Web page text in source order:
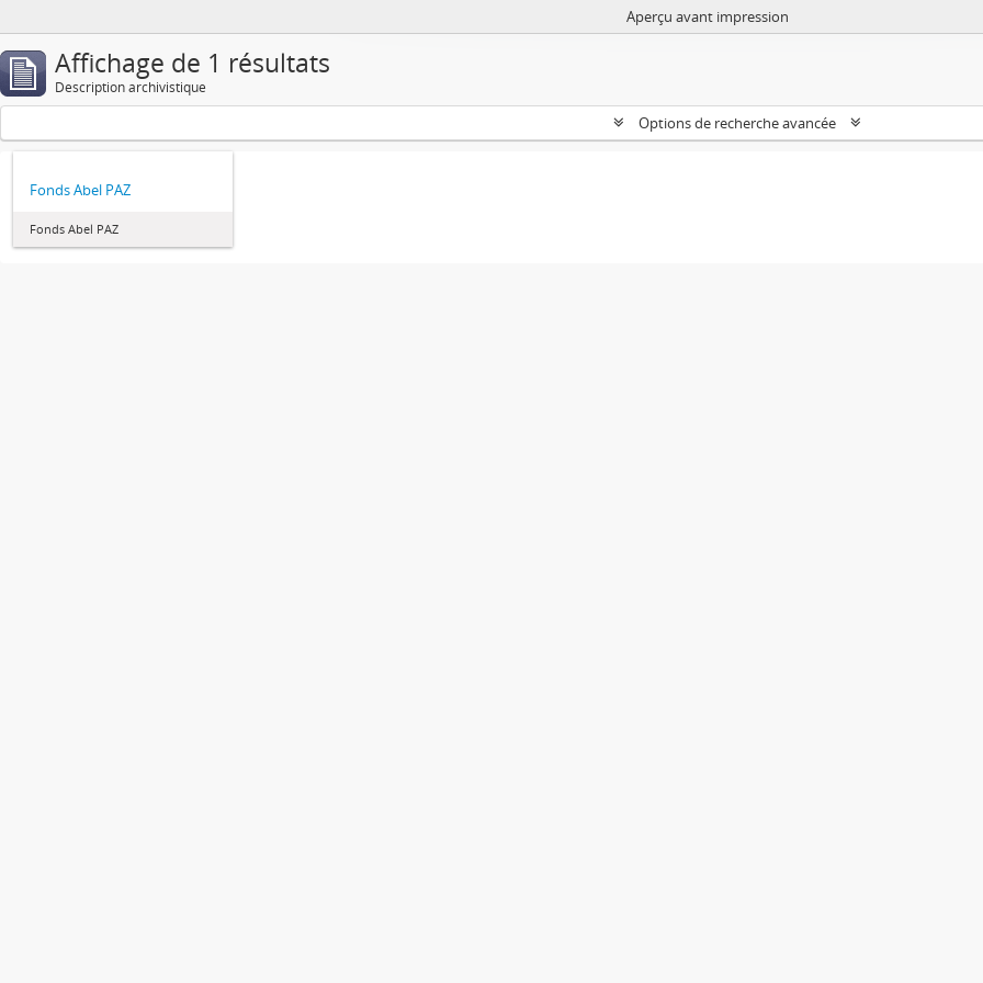
Aperçu avant impression
Affichage de 1 résultats
Description archivistique
Options de recherche avancée
Fonds Abel PAZ
Fonds Abel PAZ